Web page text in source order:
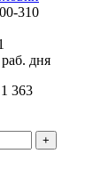
310
дня
1 363
+